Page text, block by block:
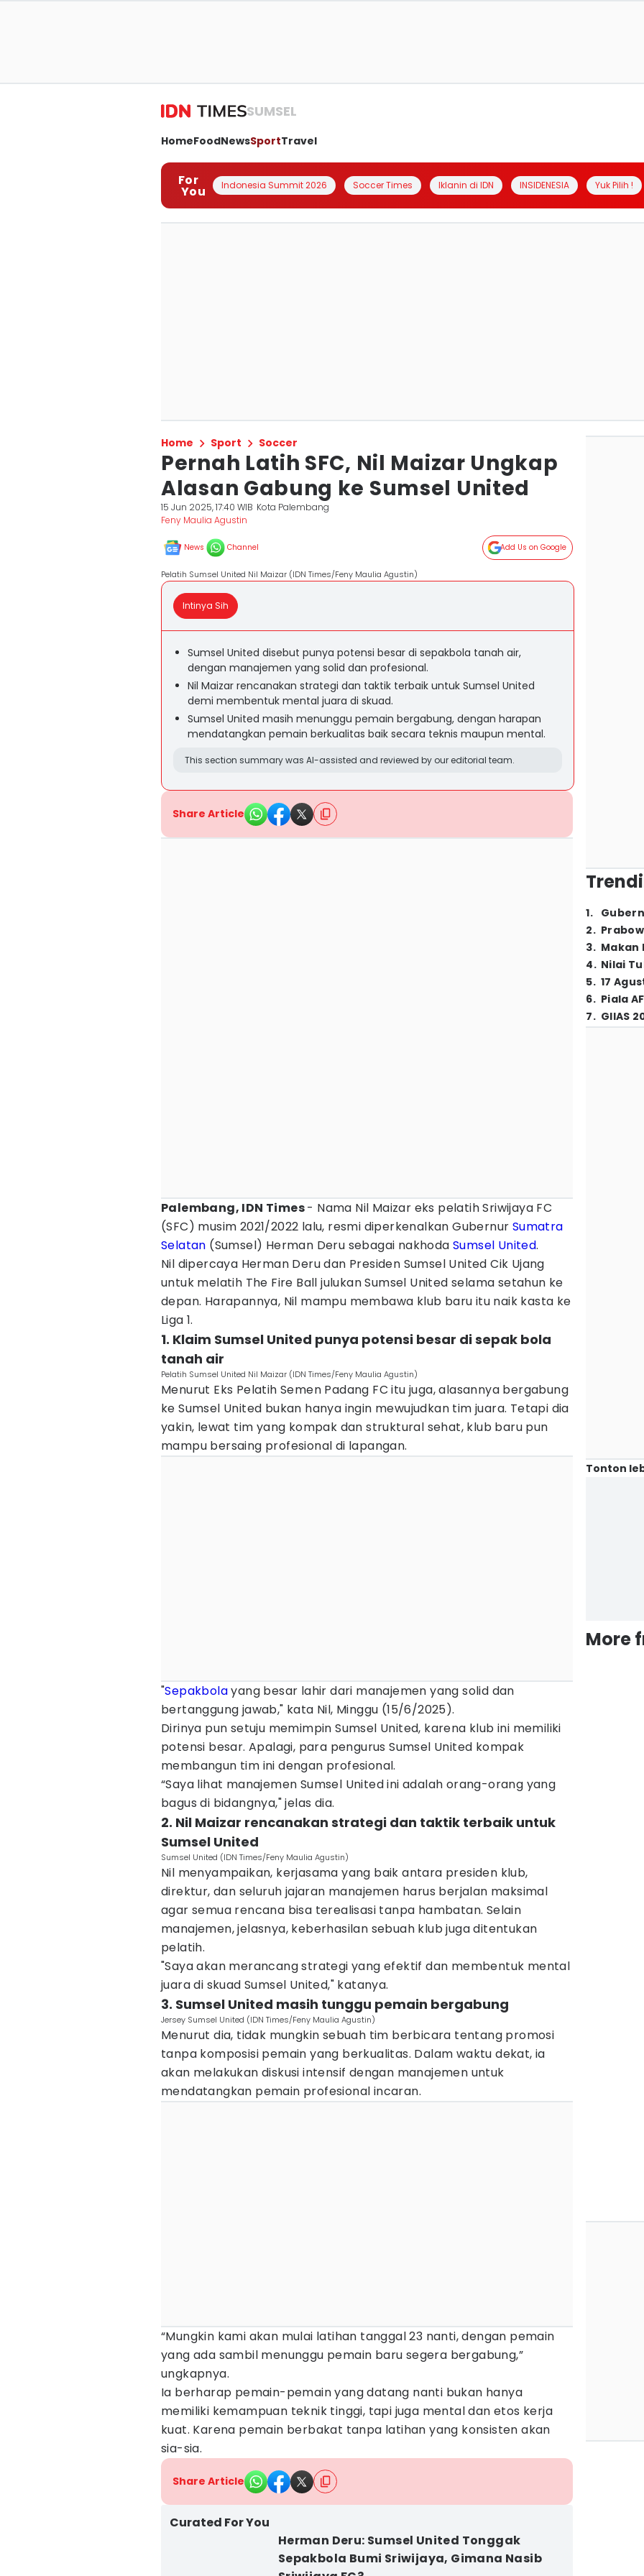
SUMSEL
HomeFoodNewsSportTravel
For
You Indonesia Summit 2026 Soccer Times Iklanin di IDN INSIDENESIA Yuk Pilih !
Home Sport Soccer
Pernah Latih SFC, Nil Maizar Ungkap
Alasan Gabung ke Sumsel United
15 Jun 2025, 17:40 WIB Kota Palembang
Feny Maulia Agustin
News Channel Add Us on Google
Pelatih Sumsel United Nil Maizar (IDN Times/Feny Maulia Agustin)
Intinya Sih
Sumsel United disebut punya potensi besar di sepakbola tanah air,
dengan manajemen yang solid dan profesional.
Nil Maizar rencanakan strategi dan taktik terbaik untuk Sumsel United
demi membentuk mental juara di skuad.
Sumsel United masih menunggu pemain bergabung, dengan harapan
mendatangkan pemain berkualitas baik secara teknis maupun mental.
This section summary was AI-assisted and reviewed by our editorial team.
Share Article
Palembang, IDN Times- Nama Nil Maizar eks pelatih Sriwijaya FC
(SFC) musim 2021/2022 lalu, resmi diperkenalkan Gubernur Sumatra
Selatan (Sumsel) Herman Deru sebagai nakhodaSumsel United.
Nil dipercaya Herman Deru dan Presiden Sumsel United Cik Ujang
untuk melatih The Fire Ball julukan Sumsel United selama setahun ke
depan. Harapannya, Nil mampu membawa klub baru itu naik kasta ke
Liga 1.
1. Klaim Sumsel United punya potensi besar di sepak bola
tanah air
Pelatih Sumsel United Nil Maizar (IDN Times/Feny Maulia Agustin)
Menurut Eks Pelatih Semen Padang FC itu juga, alasannya bergabung
ke Sumsel United bukan hanya ingin mewujudkan tim juara. Tetapi dia
yakin, lewat tim yang kompak dan struktural sehat, klub baru pun
mampu bersaing profesional di lapangan.
"Sepakbolayang besar lahir dari manajemen yang solid dan
bertanggung jawab," kata Nil, Minggu (15/6/2025).
Dirinya pun setuju memimpin Sumsel United, karena klub ini memiliki
potensi besar. Apalagi, para pengurus Sumsel United kompak
membangun tim ini dengan profesional.
“Saya lihat manajemen Sumsel United ini adalah orang-orang yang
bagus di bidangnya," jelas dia.
2. Nil Maizar rencanakan strategi dan taktik terbaik untuk
Sumsel United
Sumsel United (IDN Times/Feny Maulia Agustin)
Nil menyampaikan, kerjasama yang baik antara presiden klub,
direktur, dan seluruh jajaran manajemen harus berjalan maksimal
agar semua rencana bisa terealisasi tanpa hambatan. Selain
manajemen, jelasnya, keberhasilan sebuah klub juga ditentukan
pelatih.
"Saya akan merancang strategi yang efektif dan membentuk mental
juara di skuad Sumsel United," katanya.
3. Sumsel United masih tunggu pemain bergabung
Jersey Sumsel United (IDN Times/Feny Maulia Agustin)
Menurut dia, tidak mungkin sebuah tim berbicara tentang promosi
tanpa komposisi pemain yang berkualitas. Dalam waktu dekat, ia
akan melakukan diskusi intensif dengan manajemen untuk
mendatangkan pemain profesional incaran.
“Mungkin kami akan mulai latihan tanggal 23 nanti, dengan pemain
yang ada sambil menunggu pemain baru segera bergabung,”
ungkapnya.
Ia berharap pemain-pemain yang datang nanti bukan hanya
memiliki kemampuan teknik tinggi, tapi juga mental dan etos kerja
kuat. Karena pemain berbakat tanpa latihan yang konsisten akan
sia-sia.
Share Article
Curated For You
Herman Deru: Sumsel United Tonggak
Sepakbola Bumi Sriwijaya, Gimana Nasib
1.
2.
3. Makan
4. Nilai
5. 17
6. Piala
7. GIIAS
Tonton
More